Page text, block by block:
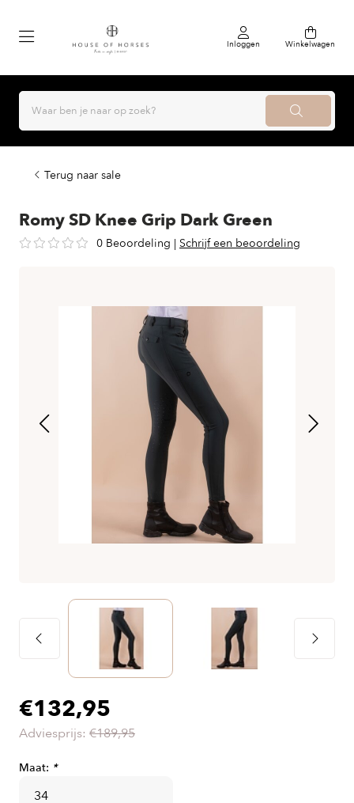
Inloggen Winkelwagen
Terug naar sale
Romy SD Knee Grip Dark Green
0 Beoordeling | Schrijf een beoordeling
€132,95
Adviesprijs: €189,95
Maat: *